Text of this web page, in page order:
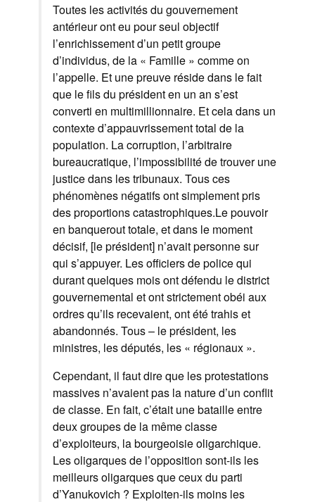
Toutes les activités du gouvernement
antérieur ont eu pour seul objectif
l’enrichissement d’un petit groupe
d’individus, de la « Famille » comme on
l’appelle. Et une preuve réside dans le fait
que le fils du président en un an s’est
converti en multimillionnaire. Et cela dans un
contexte d’appauvrissement total de la
population. La corruption, l’arbitraire
bureaucratique, l’impossibilité de trouver une
justice dans les tribunaux. Tous ces
phénomènes négatifs ont simplement pris
des proportions catastrophiques.Le pouvoir
en banquerout totale, et dans le moment
décisif, [le président] n’avait personne sur
qui s’appuyer. Les officiers de police qui
durant quelques mois ont défendu le district
gouvernemental et ont strictement obéi aux
ordres qu’ils recevaient, ont été trahis et
abandonnés. Tous – le président, les
ministres, les députés, les « régionaux ».
Cependant, il faut dire que les protestations
massives n’avaient pas la nature d’un conflit
de classe. En fait, c’était une bataille entre
deux groupes de la même classe
d’exploiteurs, la bourgeoisie oligarchique.
Les oligarques de l’opposition sont-ils les
meilleurs oligarques que ceux du parti
d’Yanukovich ? Exploiten-ils moins les